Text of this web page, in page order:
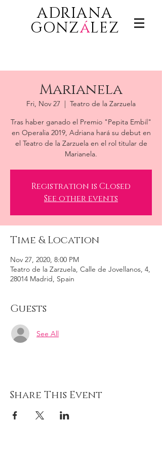
ADRIANA
GONZáLEZ
Marianela
Fri, Nov 27
  |
Teatro de la Zarzuela
Tras haber ganado el Premio "Pepita Embil"
en Operalia 2019, Adriana hará su debut en
el Teatro de la Zarzuela en el rol titular de
Marianela.
Registration is Closed
See other events
Time & Location
Nov 27, 2020, 8:00 PM
Teatro de la Zarzuela, Calle de Jovellanos, 4,
28014 Madrid, Spain
Guests
See All
Share This Event